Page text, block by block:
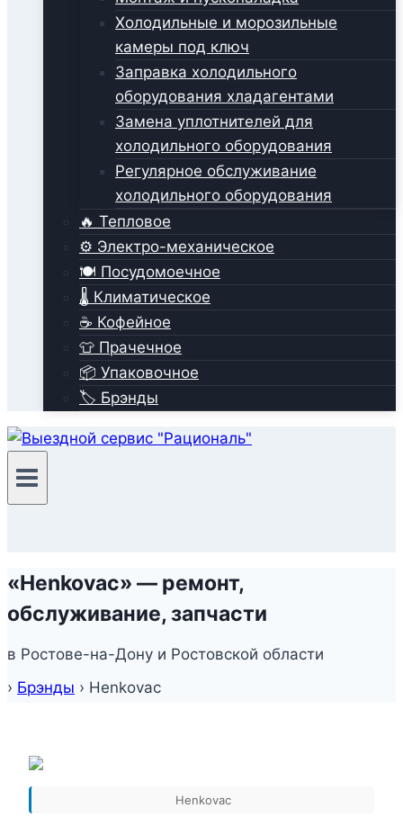
Холодильные и морозильные
камеры под ключ
Заправка холодильного
оборудования хладагентами
Замена уплотнителей для
холодильного оборудования
Регулярное обслуживание
холодильного оборудования
🔥 Тепловое
⚙️ Электро-механическое
🍽️ Посудомоечное
🌡️ Климатическое
☕ Кофейное
👕 Прачечное
📦 Упаковочное
🏷️ Брэнды
«Henkovac» — ремонт,
обслуживание, запчасти
в Ростове-на-Дону и Ростовской области
› Брэнды › Henkovac
Henkovac